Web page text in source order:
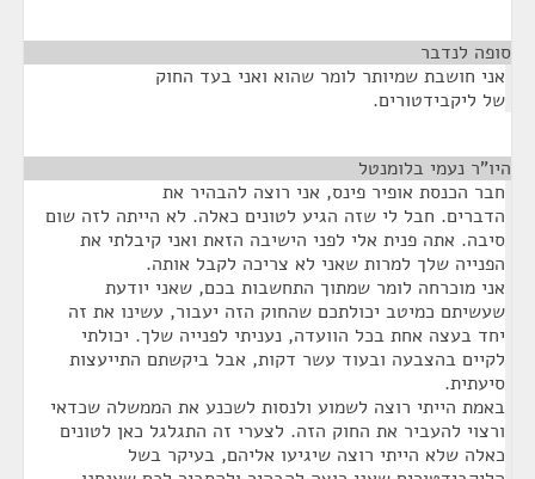
סופה לנדבר
אני חושבת שמיותר לומר שהוא ואני בעד החוק
של ליקבידטורים.
היו"ר נעמי בלומנטל
חבר הכנסת אופיר פינס, אני רוצה להבהיר את
הדברים. חבל לי שזה הגיע לטונים כאלה. לא הייתה לזה שום
סיבה. אתה פנית אלי לפני הישיבה הזאת ואני קיבלתי את
הפנייה שלך למרות שאני לא צריכה לקבל אותה.
אני מוכרחה לומר שמתוך התחשבות בכם, שאני יודעת
שעשיתם כמיטב יכולתכם שהחוק הזה יעבור, עשינו את זה
יחד בעצה אחת בכל הוועדה, נעניתי לפנייה שלך. יכולתי
לקיים בהצבעה ובעוד עשר דקות, אבל ביקשתם התייעצות
סיעתית.
באמת הייתי רוצה לשמוע ולנסות לשכנע את הממשלה שכדאי
ורצוי להעביר את החוק הזה. לצערי זה התגלגל כאן לטונים
כאלה שלא הייתי רוצה שיגיעו אליהם, בעיקר בשל